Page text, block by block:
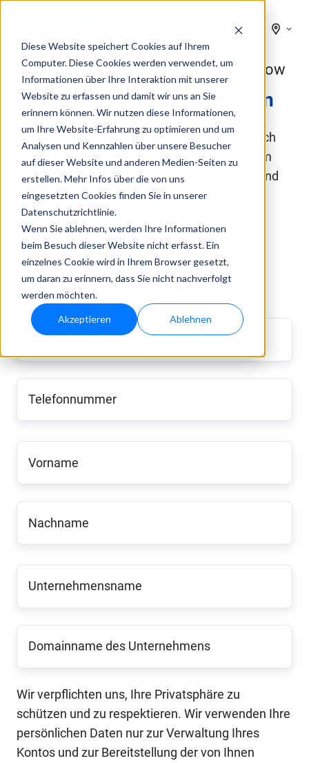
Diese Website speichert Cookies auf Ihrem
Computer. Diese Cookies werden verwendet, um
Informationen über Ihre Interaktion mit unserer
Website zu erfassen und damit wir uns an Sie
erinnern können. Wir nutzen diese Informationen,
um Ihre Website-Erfahrung zu optimieren und um
Analysen und Kennzahlen über unsere Besucher
auf dieser Website und anderen Medien-Seiten zu
erstellen. Mehr Infos über die von uns
eingesetzten Cookies finden Sie in unserer
Datenschutzrichtlinie.
Wenn Sie ablehnen, werden Ihre Informationen
beim Besuch dieser Website nicht erfasst. Ein
einzelnes Cookie wird in Ihrem Browser gesetzt,
um daran zu erinnern, dass Sie nicht nachverfolgt
werden möchten.
Akzeptieren Ablehnen
Deutsch
Testen Sie den bloo.research Workflow
bloo.research ausprobieren
Testen Sie bloo.research und lassen Sie sich
zeigen, wie bloo.research Unternehmen im
Vertrieb unterstützt. Registrieren Sie sich und
starten Sie direkt.
Registrieren Sie sich, um
bloo.research auszuprobieren
des
Unternehmens*
Wir verpflichten uns, Ihre Privatsphäre zu
schützen und zu respektieren. Wir verwenden Ihre
persönlichen Daten nur zur Verwaltung Ihres
Kontos und zur Bereitstellung der von Ihnen